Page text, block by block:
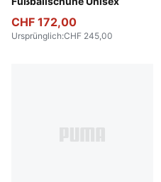
CHF 172,00
Ursprünglich:CHF 245,00